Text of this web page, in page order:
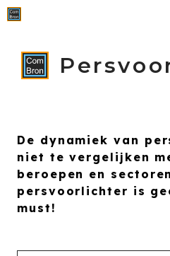
Spring
naar
inhoud
De dynamiek van
niet te vergelijken
beroepen en
persvoorlichter is
must!